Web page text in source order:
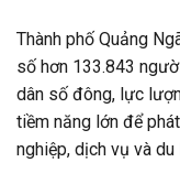
Thành phố Quảng
số hơn 133.843
dân số đông, lực
tiềm năng lớn để
nghiệp, dịch vụ và du